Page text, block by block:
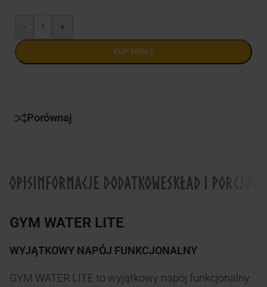
- +
KUP TERAZ
Porównaj
OPISINFORMACJE DODATKOWESKŁAD I
GYM WATER LITE
WYJĄTKOWY NAPÓJ FUNKCJONALNY
GYM WATER LITE to wyjątkowy napój funkcjonalny